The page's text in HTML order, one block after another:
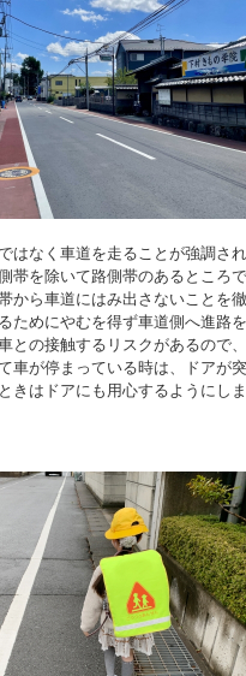
はなく車道を走ることが強調され
帯を除いて路側帯のあるところ
から車道にはみ出さないことを徹
ためにやむを得ず車道側へ進路を
との接触するリスクがあるので
車が停まっている時は、ドアが
きはドアにも用心するようにしま